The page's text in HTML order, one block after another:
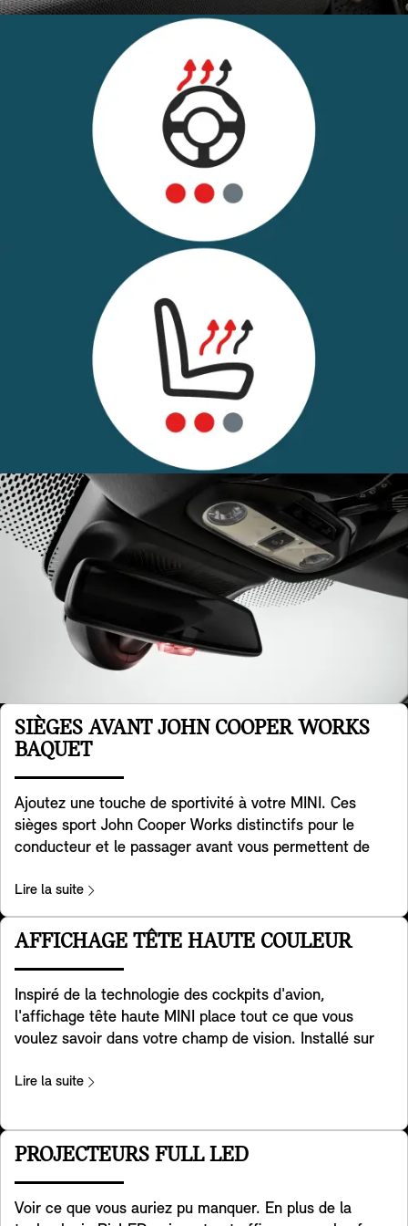
SIÈGES AVANT JOHN COOPER WORKS
BAQUET
Ajoutez une touche de sportivité à votre MINI. Ces
sièges sport John Cooper Works distinctifs pour le
conducteur et le passager avant vous permettent de
Développés à partir de la géométrie spéciale des sièges
sport, ils sont dotés d'appuis-tête intégrés et offrent un
soutien supplémentaire aux épaules lorsque vous
pratique à l'arrière. Ils sont inclus dans les versions
Favoured et JCW trim.
Lire la suite
AFFICHAGE TÊTE HAUTE COULEUR
Inspiré de la technologie des cockpits d'avion,
l'affichage tête haute MINI place tout ce que vous
voulez savoir dans votre champ de vision. Installé sur
données clés telles que la vitesse de conduite, les
des divertissements. D'une grande clarté, il offre une
excellente qualité d'image, même dans des
adapter les informations affichées à vos besoins. Il
Lire la suite
PROJECTEURS FULL LED
Voir ce que vous auriez pu manquer. En plus de la